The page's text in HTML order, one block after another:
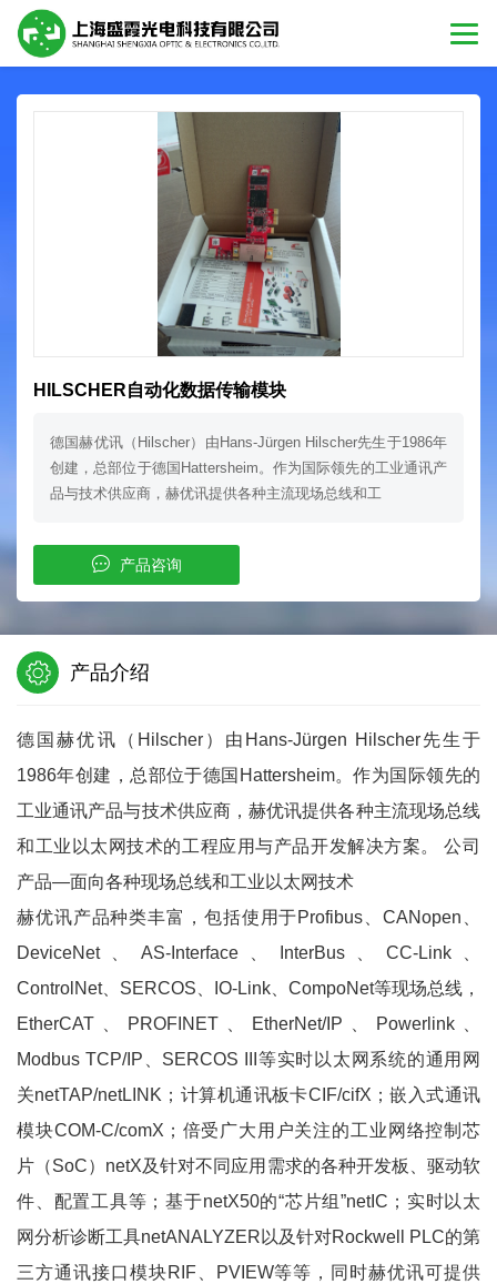
HILSCHER自动化数据传输模块
德国赫优讯（Hilscher）由Hans-Jürgen Hilscher先生于1986年
创建，总部位于德国Hattersheim。作为国际领先的工业通讯产
品与技术供应商，赫优讯提供各种主流现场总线和工
产品咨询
产品介绍
德国赫优讯（Hilscher）由Hans-Jürgen Hilscher先生于
1986年创建，总部位于德国Hattersheim。作为国际领先的
工业通讯产品与技术供应商，赫优讯提供各种主流现场总线
和工业以太网技术的工程应用与产品开发解决方案。 公司
产品—面向各种现场总线和工业以太网技术
赫优讯产品种类丰富，包括使用于Profibus、CANopen、
DeviceNet、AS-Interface、InterBus、CC-Link、
ControlNet、SERCOS、IO-Link、CompoNet等现场总线，
EtherCAT、PROFINET、EtherNet/IP、Powerlink、
Modbus TCP/IP、SERCOS III等实时以太网系统的通用网
关netTAP/netLINK；计算机通讯板卡CIF/cifX；嵌入式通讯
模块COM-C/comX；倍受广大用户关注的工业网络控制芯
片（SoC）netX及针对不同应用需求的各种开发板、驱动软
件、配置工具等；基于netX50的“芯片组”netIC；实时以太
网分析诊断工具netANALYZER以及针对Rockwell PLC的第
三方通讯接口模块RIF、PVIEW等等，同时赫优讯可提供